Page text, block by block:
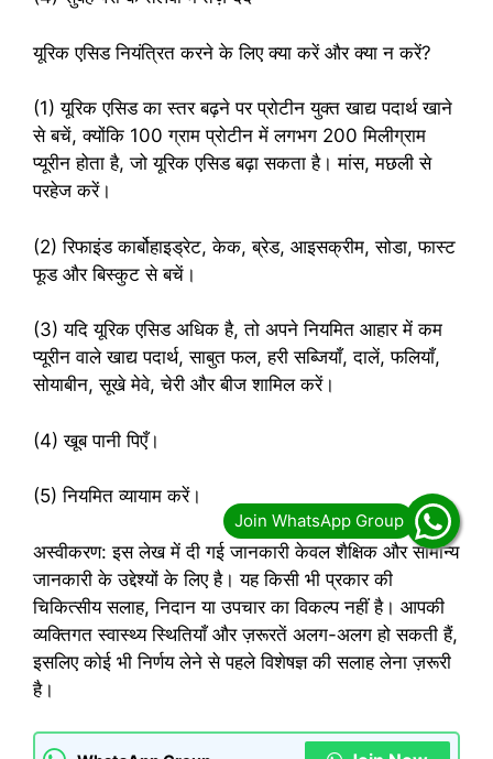
यूरिक एसिड नियंत्रित करने के लिए क्या करें और क्या न करें?
(1) यूरिक एसिड का स्तर बढ़ने पर प्रोटीन युक्त खाद्य पदार्थ खाने
से बचें, क्योंकि 100 ग्राम प्रोटीन में लगभग 200 मिलीग्राम
प्यूरीन होता है, जो यूरिक एसिड बढ़ा सकता है। मांस, मछली से
परहेज करें।
(2) रिफाइंड कार्बोहाइड्रेट, केक, ब्रेड, आइसक्रीम, सोडा, फास्ट
फूड और बिस्कुट से बचें।
(3) यदि यूरिक एसिड अधिक है, तो अपने नियमित आहार में कम
प्यूरीन वाले खाद्य पदार्थ, साबुत फल, हरी सब्जियाँ, दालें, फलियाँ,
सोयाबीन, सूखे मेवे, चेरी और बीज शामिल करें।
(4) खूब पानी पिएँ।
(5) नियमित व्यायाम करें।
अस्वीकरण: इस लेख में दी गई जानकारी केवल शैक्षिक और सामान्य
जानकारी के उद्देश्यों के लिए है। यह किसी भी प्रकार की
चिकित्सीय सलाह, निदान या उपचार का विकल्प नहीं है। आपकी
व्यक्तिगत स्वास्थ्य स्थितियाँ और ज़रूरतें अलग-अलग हो सकती हैं,
इसलिए कोई भी निर्णय लेने से पहले विशेषज्ञ की सलाह लेना ज़रूरी
है।